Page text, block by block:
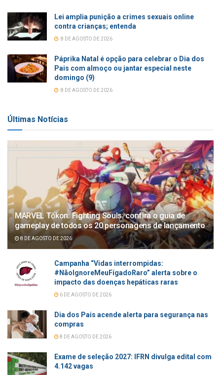
Lei amplia punição a crimes sexuais online
contra crianças; entenda
8 DE AGOSTO DE 2026
Páprika Natal é opção para celebrar o Dia dos
Pais com almoço ou jantar especial neste
domingo (9)
8 DE AGOSTO DE 2026
Últimas Notícias
MARVEL Tōkon: Fighting Souls: confira o guia de
gameplay de todos os 20 personagens de lançamento
8 DE AGOSTO DE 2026
Campanha “Vidas interrompidas:
#NãoIgnoreMeuFígadoRaro” alerta sobre o
impacto das doenças hepáticas raras
6 DE AGOSTO DE 2026
Dia dos Pais acende alerta para segurança nas
compras
8 DE AGOSTO DE 2026
Exame de seleção 2027: IFRN divulga edital com
4.142 vagas